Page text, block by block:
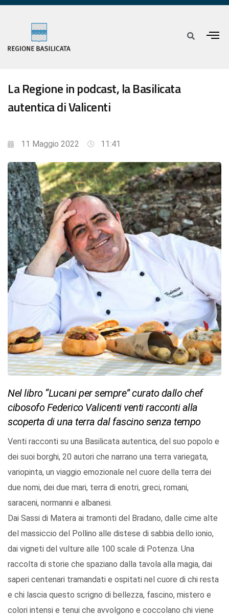
La Regione in podcast, la Basilicata
autentica di Valicenti
11 Maggio 2022 11:41
Nel libro “Lucani per sempre” curato dallo chef
cibosofo Federico Valicenti venti racconti alla
scoperta di una terra dal fascino senza tempo
Venti racconti su una Basilicata autentica, del suo popolo e
dei suoi borghi, 20 autori che narrano una terra variegata,
variopinta, un viaggio emozionale nel cuore della terra dei
due nomi, dei due mari, terra di enotri, greci, romani,
saraceni, normanni e albanesi.
Dai Sassi di Matera ai tramonti del Bradano, dalle cime alte
del massiccio del Pollino alle distese di sabbia dello ionio,
dai vigneti del vulture alle 100 scale di Potenza. Una
raccolta di storie che spaziano dalla tavola alla magia, dai
saperi centenari tramandati e ospitati nel cuore di chi resta
e chi lascia questo scrigno di bellezza, fascino, mistero e
colori intensi e tenui che avvolgono e coccolano chi viene